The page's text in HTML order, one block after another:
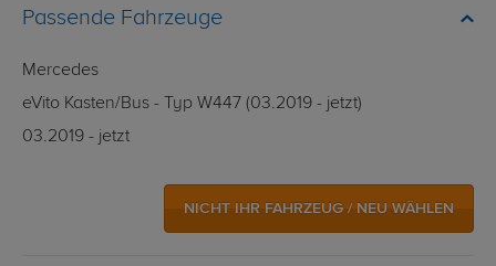
Passende Fahrzeuge
Mercedes
eVito Kasten/Bus - Typ W447 (03.2019 - jetzt)
03.2019 - jetzt
NICHT IHR FAHRZEUG / NEU WÄHLEN